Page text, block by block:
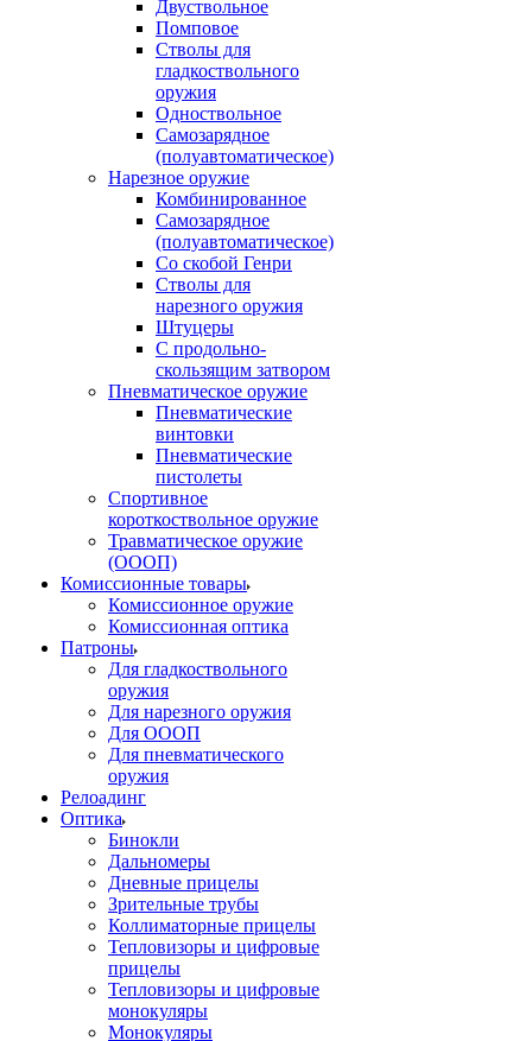
Двуствольное
Помповое
Стволы для
гладкоствольного
оружия
Одноствольное
Самозарядное
(полуавтоматическое)
Нарезное оружие
Комбинированное
Самозарядное
(полуавтоматическое)
Со скобой Генри
Стволы для
нарезного оружия
Штуцеры
С продольно-
скользящим затвором
Пневматическое оружие
Пневматические
винтовки
Пневматические
пистолеты
Спортивное
короткоствольное оружие
Травматическое оружие
(ОООП)
Комиссионные товары
Комиссионное оружие
Комиссионная оптика
Патроны
Для гладкоствольного
оружия
Для нарезного оружия
Для ОООП
Для пневматического
оружия
Релоадинг
Оптика
Бинокли
Дальномеры
Дневные прицелы
Зрительные трубы
Коллиматорные прицелы
Тепловизоры и цифровые
прицелы
Тепловизоры и цифровые
монокуляры
Монокуляры